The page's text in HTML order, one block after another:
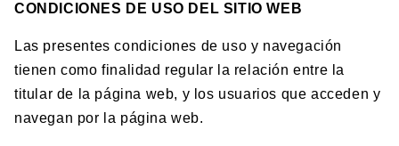
CONDICIONES DE USO DEL SITIO WEB
Las presentes condiciones de uso y navegación
tienen como finalidad regular la relación entre la
titular de la página web, y los usuarios que acceden y
navegan por la página web.